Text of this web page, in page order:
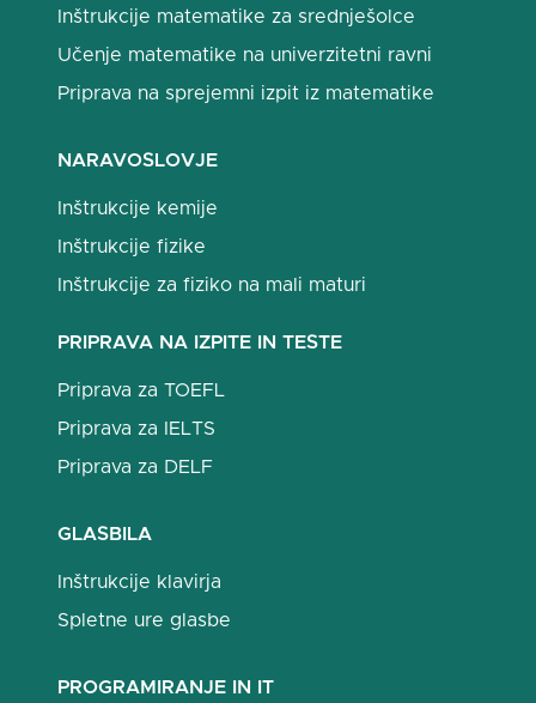
Inštrukcije matematike za srednješolce
Učenje matematike na univerzitetni ravni
Priprava na sprejemni izpit iz matematike
NARAVOSLOVJE
Inštrukcije kemije
Inštrukcije fizike
Inštrukcije za fiziko na mali maturi
PRIPRAVA NA IZPITE IN TESTE
Priprava za TOEFL
Priprava za IELTS
Priprava za DELF
GLASBILA
Inštrukcije klavirja
Spletne ure glasbe
PROGRAMIRANJE IN IT